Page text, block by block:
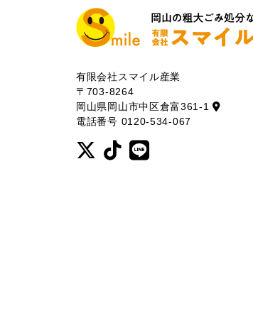
有限会社スマイル産業
〒703-8264
岡山県岡山市中区倉富361-1
電話番号 0120-534-067